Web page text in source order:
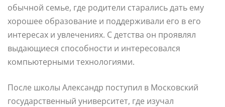
обычной семье, где родители старались дать ему
хорошее образование и поддерживали его в его
интересах и увлечениях. С детства он проявлял
выдающиеся способности и интересовался
компьютерными технологиями.
После школы Александр поступил в Московский
государственный университет, где изучал